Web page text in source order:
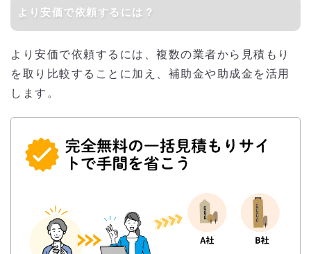
より安価で依頼するには？
より安価で依頼するには、複数の業者から見積もり
を取り比較することに加え、補助金や助成金を活用
します。